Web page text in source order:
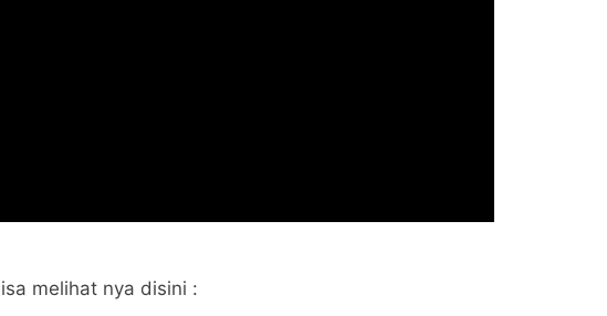
melihat nya disini :